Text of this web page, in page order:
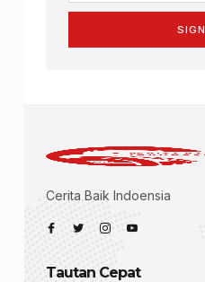
Cerita Baik Indoensia
Tautan Cepat